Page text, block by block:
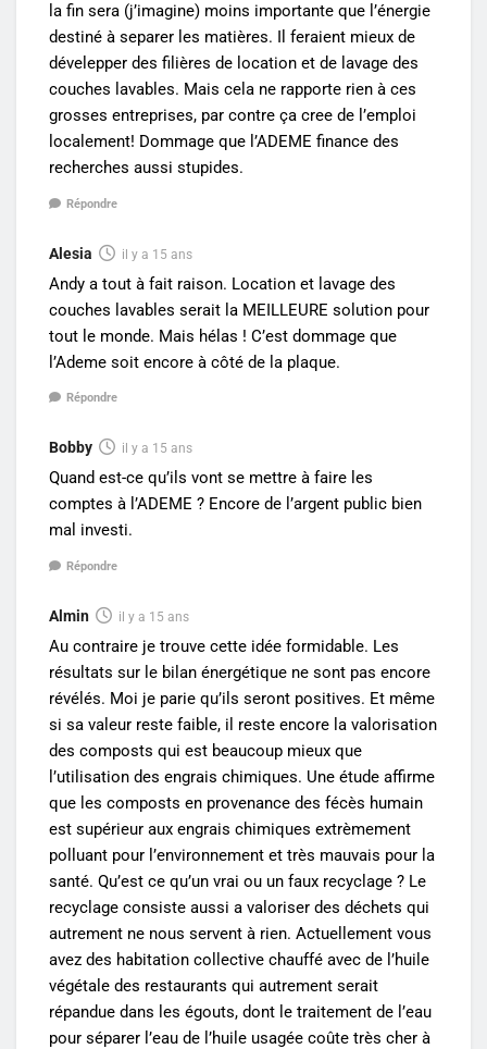
la fin sera (j’imagine) moins importante que l’énergie
destiné à separer les matières. Il feraient mieux de
dévelepper des filières de location et de lavage des
couches lavables. Mais cela ne rapporte rien à ces
grosses entreprises, par contre ça cree de l’emploi
localement! Dommage que l’ADEME finance des
recherches aussi stupides.
Répondre
Alesia il y a 15 ans
Andy a tout à fait raison. Location et lavage des
couches lavables serait la MEILLEURE solution pour
tout le monde. Mais hélas ! C’est dommage que
l’Ademe soit encore à côté de la plaque.
Répondre
Bobby il y a 15 ans
Quand est-ce qu’ils vont se mettre à faire les
comptes à l’ADEME ? Encore de l’argent public bien
mal investi.
Répondre
Almin il y a 15 ans
Au contraire je trouve cette idée formidable. Les
résultats sur le bilan énergétique ne sont pas encore
révélés. Moi je parie qu’ils seront positives. Et même
si sa valeur reste faible, il reste encore la valorisation
des composts qui est beaucoup mieux que
l’utilisation des engrais chimiques. Une étude affirme
que les composts en provenance des fécès humain
est supérieur aux engrais chimiques extrèmement
polluant pour l’environnement et très mauvais pour la
santé. Qu’est ce qu’un vrai ou un faux recyclage ? Le
recyclage consiste aussi a valoriser des déchets qui
autrement ne nous servent à rien. Actuellement vous
avez des habitation collective chauffé avec de l’huile
végétale des restaurants qui autrement serait
répandue dans les égouts, dont le traitement de l’eau
pour séparer l’eau de l’huile usagée coûte très cher à